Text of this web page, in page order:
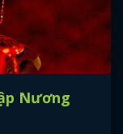
Nương